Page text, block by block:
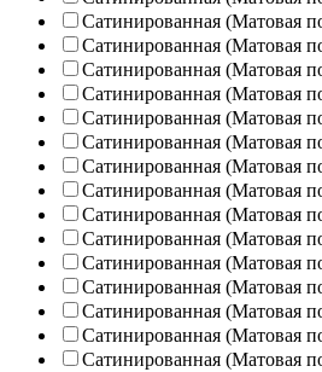
Сатинированная (Матовая
Сатинированная (Матовая
Сатинированная (Матовая
Сатинированная (Матовая
Сатинированная (Матовая
Сатинированная (Матовая
Сатинированная (Матовая
Сатинированная (Матовая
Сатинированная (Матовая
Сатинированная (Матовая
Сатинированная (Матовая
Сатинированная (Матовая
Сатинированная (Матовая
Сатинированная (Матовая
Сатинированная (Матовая